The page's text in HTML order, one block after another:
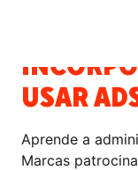
USAR
Aprende a
Marcas